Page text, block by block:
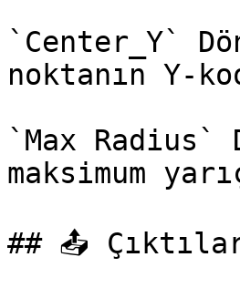
`Center_Y`
noktanın Y-
`Max Radius`
maksimum
## 📤